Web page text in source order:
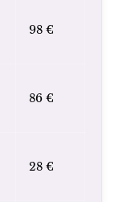
98 €
86 €
28 €